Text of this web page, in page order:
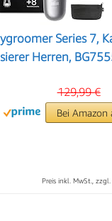
Series 7,
Herren,
129,99 €
Bei Amazon
Preis inkl. MwSt.,